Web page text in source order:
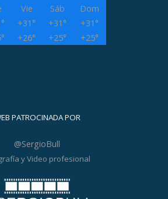
Vie Sáb
Dom
+31° +31° +31°
+26° +25° +25°
PATROCINADA POR
@SergioBull
y Video profesional